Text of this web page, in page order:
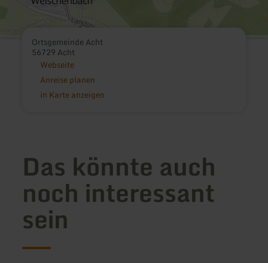
Ortsgemeinde Acht
56729 Acht
Webseite
Anreise planen
in Karte anzeigen
Das könnte auch
noch interessant
sein